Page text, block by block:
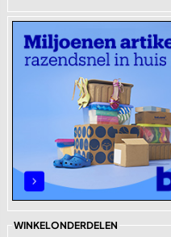
WINKELONDERDELEN